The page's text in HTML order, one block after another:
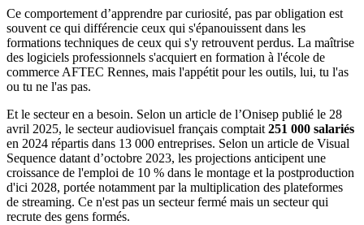
Ce comportement d’apprendre par curiosité, pas par obligation est
souvent ce qui différencie ceux qui s'épanouissent dans les
formations techniques de ceux qui s'y retrouvent perdus. La maîtrise
des logiciels professionnels s'acquiert en formation à l'école de
commerce AFTEC Rennes, mais l'appétit pour les outils, lui, tu l'as
ou tu ne l'as pas.
Et le secteur en a besoin. Selon un article de l’Onisep publié le 28
avril 2025, le secteur audiovisuel français comptait 251 000 salariés
en 2024 répartis dans 13 000 entreprises. Selon un article de Visual
Sequence datant d’octobre 2023, les projections anticipent une
croissance de l'emploi de 10 % dans le montage et la postproduction
d'ici 2028, portée notamment par la multiplication des plateformes
de streaming. Ce n'est pas un secteur fermé mais un secteur qui
recrute des gens formés.